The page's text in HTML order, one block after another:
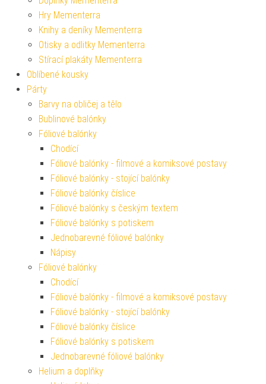
Hry Mementerra
Knihy a deníky Mementerra
Otisky a odlitky Mementerra
Stírací plakáty Mementerra
Oblíbené kousky
Párty
Barvy na obličej a tělo
Bublinové balónky
Fóliové balónky
Chodící
Fóliové balónky - filmové a komiksové postavy
Fóliové balónky - stojící balónky
Fóliové balónky číslice
Fóliové balónky s českým textem
Fóliové balónky s potiskem
Jednobarevné fóliové balónky
Nápisy
Fóliové balónky
Chodící
Fóliové balónky - filmové a komiksové postavy
Fóliové balónky - stojící balónky
Fóliové balónky číslice
Fóliové balónky s potiskem
Jednobarevné fóliové balónky
Helium a doplňky